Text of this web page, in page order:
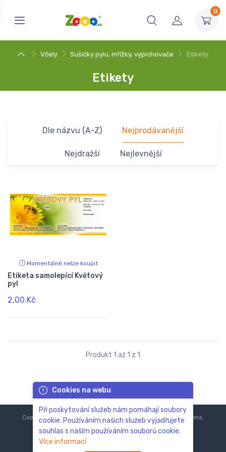
0
Včely Sušičky pylu, mřížky, vypichovače Etikety
Etikety
Dle názvu (A-Z) Nejprodávanější
Nejdražší Nejlevnější
Momentálně nelze koupit
Etiketa samolepící Květový
pyl
2,00 Kč
Produkt 1 až 1 z 1
Cookies na webu
Při poskytování služeb nám pomáhají soubory
cookie. Používáním našich služeb vyjadřujete
souhlas s naším používáním souborů cookie.
Více informací
Copyright © 2018-2024ZoOo.cz®Všechna práva vyhrazena.